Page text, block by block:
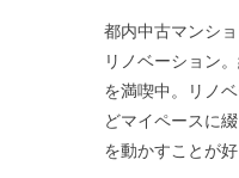
都内中古マンシ
リノベーション
を満喫中。リノ
どマイペースに
を動かすことが